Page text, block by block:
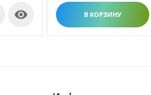
 В КОРЗИНУ